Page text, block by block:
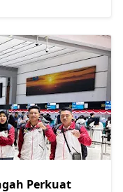
Perkuat